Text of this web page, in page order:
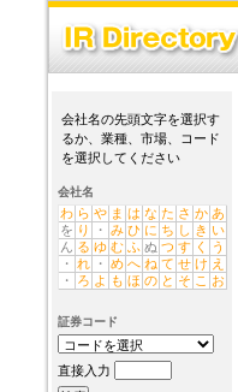
会社名の先頭文字を選択す
るか、業種、市場、コード
を選択してください
会社名
わ ら や ま は な た さ か あ
を り ・ み ひ に ち し き い
ん る ゆ む ふ ぬ つ す く
う
・ れ ・ め へ ね て せ け え
・
ろ よ も ほ の と そ こ お
証券コード
直接入力